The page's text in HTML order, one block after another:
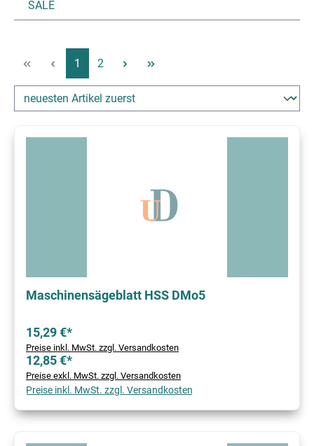
SALE
Seite
1 Seite
2
Maschinensägeblatt HSS DMo5
15,29 €*
Preise inkl. MwSt. zzgl. Versandkosten
12,85 €*
Preise exkl. MwSt. zzgl. Versandkosten
Preise inkl. MwSt. zzgl. Versandkosten